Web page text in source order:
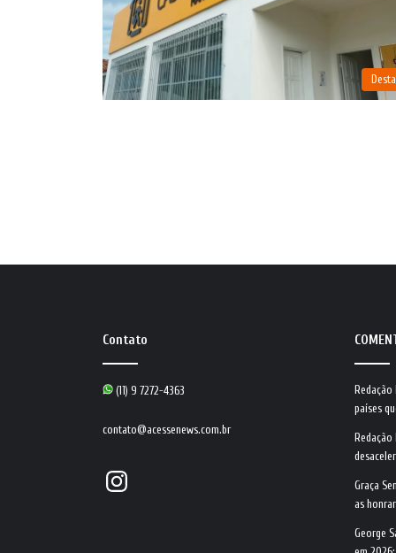
Contato
(11) 9 7272-4363
contato@acessenews.com.br
Instagram
Redação
países
Redação
Graça
as
George